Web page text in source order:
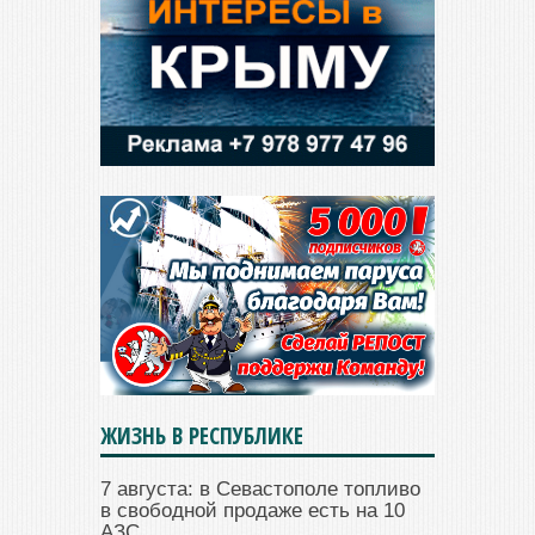
ЖИЗНЬ В РЕСПУБЛИКЕ
7 августа: в Севастополе топливо
в свободной продаже есть на 10